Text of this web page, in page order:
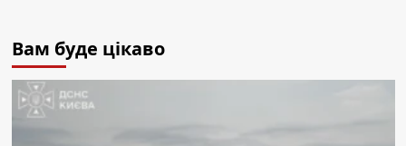
Вам буде цікаво